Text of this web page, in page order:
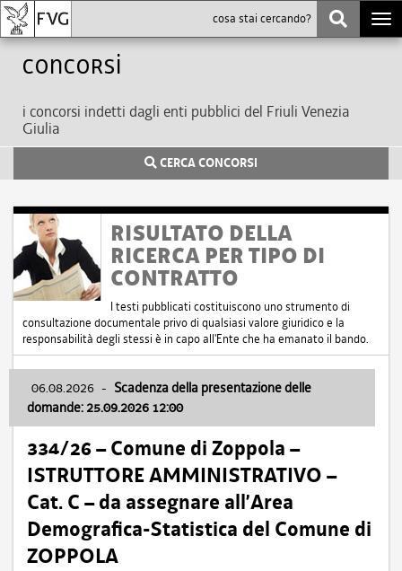
Concorsi
i concorsi indetti dagli enti pubblici del Friuli Venezia
Giulia
CERCA CONCORSI
RISULTATO DELLA
RICERCA PER TIPO DI
CONTRATTO
I testi pubblicati costituiscono uno strumento di
consultazione documentale privo di qualsiasi valore giuridico e la
responsabilità degli stessi è in capo all'Ente che ha emanato il bando.
06.08.2026 - Scadenza della presentazione delle
domande: 25.09.2026 12:00
334/26 – Comune di Zoppola –
ISTRUTTORE AMMINISTRATIVO –
Cat. C – da assegnare all’Area
Demografica-Statistica del Comune di
ZOPPOLA